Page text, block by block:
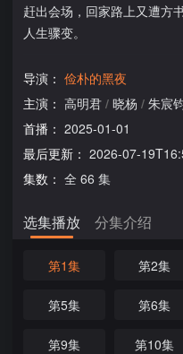
赶出会场，回家路上又遭方
人生骤变。
导演： 俭朴的黑夜
主演： 高明君 / 晓杨 / 朱宸
首播： 2025-01-01
最后更新： 2026-07-
集数： 全 66 集
选集播放 分集介绍
第1集 第2集
第5集 第6集
第9集 第10集